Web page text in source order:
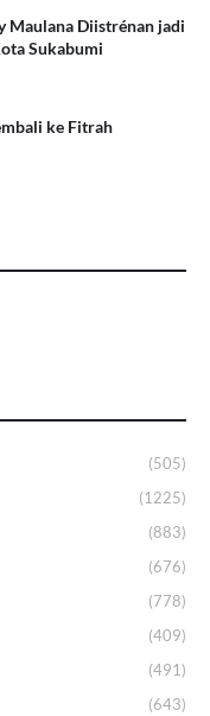
Maulana Diistrénan jadi
Sukabumi
ke Fitrah
(505)
(1225)
(883)
(676)
(778)
(409)
(491)
(643)